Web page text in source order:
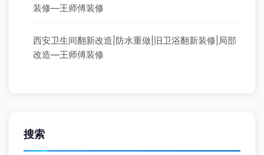
装修—王师傅装修
西安卫生间翻新改造|防水重做|旧卫浴翻新装修|局部
改造—王师傅装修
搜索